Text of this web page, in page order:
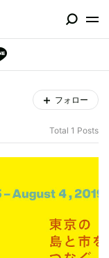
フォロー
Total 1 Posts